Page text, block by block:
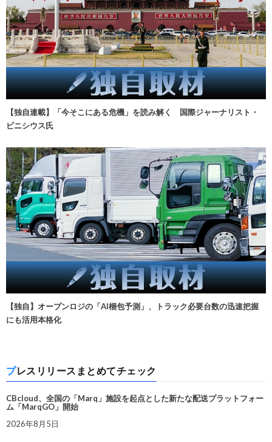
【独自連載】「今そこにある危機」を読み解く 国際ジャーナリスト・
ビニシウス氏
【独自】オープンロジの「AI梱包予測」、トラック必要台数の迅速把握
にも活用本格化
プレスリリースまとめてチェック
CBcloud、全国の「Marq」施設を起点とした新たな配送プラットフォー
ム「MarqGO」開始
2026年8月5日